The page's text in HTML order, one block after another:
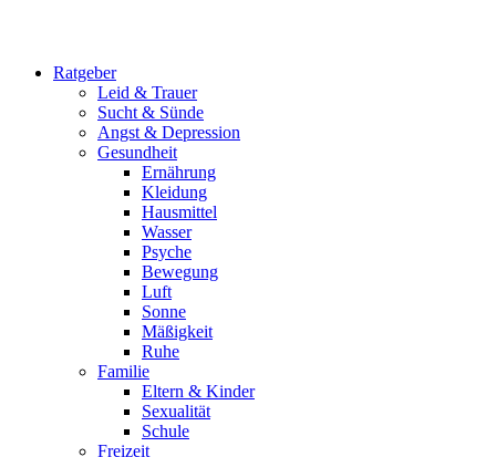
Ratgeber
Leid & Trauer
Sucht & Sünde
Angst & Depression
Gesundheit
Ernährung
Kleidung
Hausmittel
Wasser
Psyche
Bewegung
Luft
Sonne
Mäßigkeit
Ruhe
Familie
Eltern & Kinder
Sexualität
Schule
Freizeit